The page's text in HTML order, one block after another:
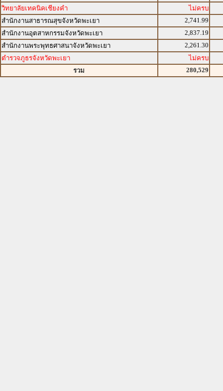
วิทยาลัยเทคนิคเชียงคำ
ไม่ครบ
สำนักงานสาธารณสุขจังหวัดพะเยา
2,741.99
สำนักงานอุตสาหกรรมจังหวัดพะเยา
2,837.19
สำนักงานพระพุทธศาสนาจังหวัดพะเยา
2,261.30
ตำรวจภูธรจังหวัดพะเยา
ไม่ครบ
รวม
280,529